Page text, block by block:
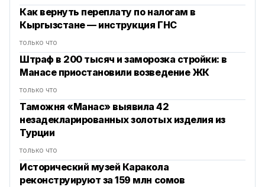
Как вернуть переплату по налогам в
Кыргызстане — инструкция ГНС
только что
Штраф в 200 тысяч и заморозка стройки: в
Манасе приостановили возведение ЖК
только что
Таможня «Манас» выявила 42
незадекларированных золотых изделия из
Турции
только что
Исторический музей Каракола
реконструируют за 159 млн сомов